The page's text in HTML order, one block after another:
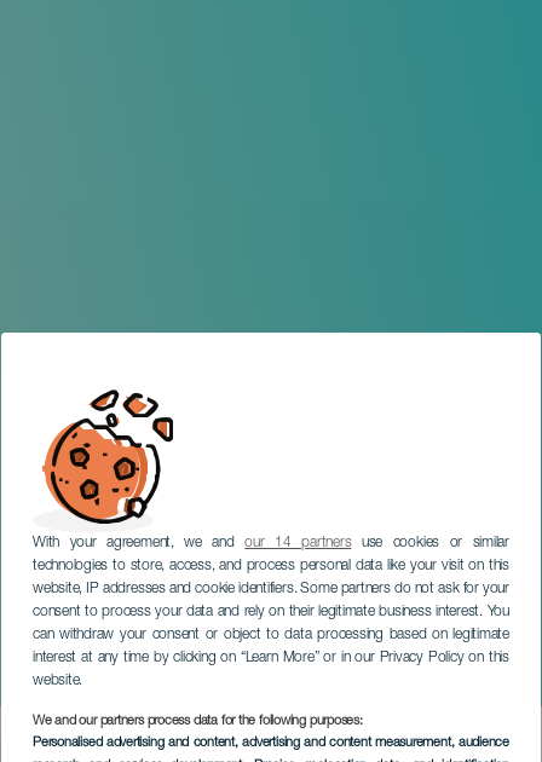
With your agreement, we andour 14 partnersuse cookies or similar
technologies to store, access, and process personal data like your visit on this
website, IP addresses and cookie identifiers. Some partners do not ask for your
consent to process your data and rely on their legitimate business interest. You
can withdraw your consent or object to data processing based on legitimate
interest at any time by clicking on “Learn More” or in our Privacy Policy on this
website.
We and our partners process data for the following purposes:
Personalised advertising and content, advertising and content measurement, audience
Mette Henriette en
concierto
LANZAROTE
Imagen